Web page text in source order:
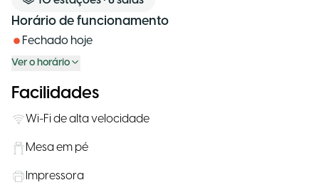
Horário de funcionamento
Fechado hoje
Ver o horário
Facilidades
Wi-Fi de alta velocidade
Mesa em pé
Impressora